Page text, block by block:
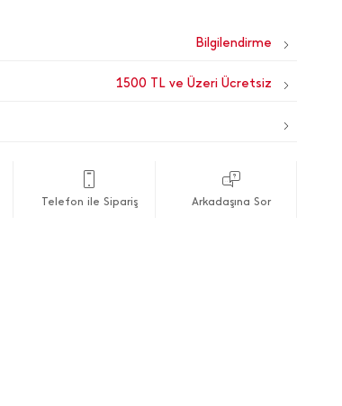
1500 TL ve Üzeri Ücretsiz
Telefon ile Sipariş Arkadaşına Sor